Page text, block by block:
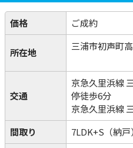
価格 ご成約
所在地
三浦市初声町
交通
京急久里浜線
停徒歩6分
京急久里浜線
間取り
7LDK+S（納戸）